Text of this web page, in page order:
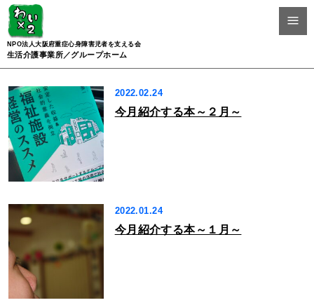
NPO法人大阪府重症心身障害児者を支える会
生活介護事業所／グループホーム
2022.02.24
今月紹介する本～２月～
2022.01.24
今月紹介する本～１月～